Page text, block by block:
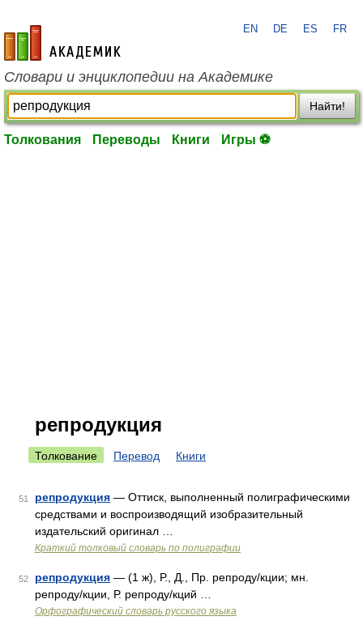
academic.ru
EN DE ES FR
Словари и энциклопедии на Академике
Найти!
Толкования Переводы Книги Игры ⚽
репродукция
Толкование Перевод Книги
51 репродукция — Оттиск, выполненный полиграфическими
средствами и воспроизводящий изобразительный
издательский оригинал …
Краткий толковый словарь по полиграфии
52 репродукция — (1 ж), Р., Д., Пр. репроду/кции; мн.
репроду/кции, Р. репроду/кций …
Орфографический словарь русского языка